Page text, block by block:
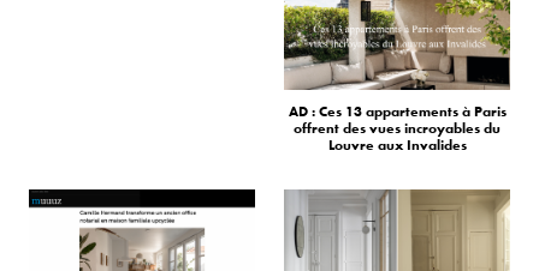
AD : Ces 13 appartements à Paris
offrent des vues incroyables du
Louvre aux Invalides